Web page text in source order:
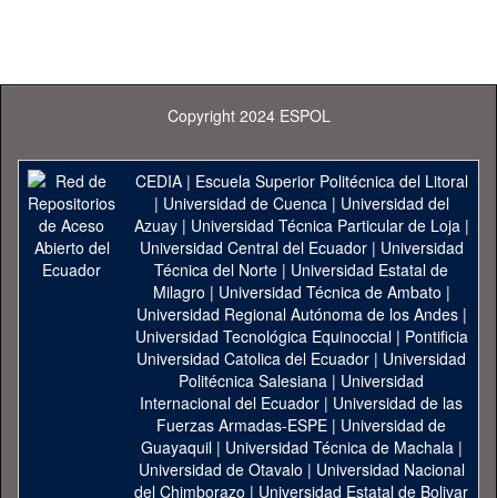
Copyright 2024 ESPOL
CEDIA| Escuela Superior Politécnica del Litoral
| Universidad de Cuenca| Universidad del
Azuay| Universidad Técnica Particular de Loja|
Universidad Central del Ecuador| Universidad
Técnica del Norte | Universidad Estatal de
Milagro | Universidad Técnica de Ambato |
Universidad Regional Autónoma de los Andes|
Universidad Tecnológica Equinoccial| Pontificia
Universidad Catolica del Ecuador | Universidad
Politécnica Salesiana | Universidad
Internacional del Ecuador | Universidad de las
Fuerzas Armadas-ESPE | Universidad de
Guayaquil| Universidad Técnica de Machala|
Universidad de Otavalo | Universidad Nacional
del Chimborazo | Universidad Estatal de Bolivar